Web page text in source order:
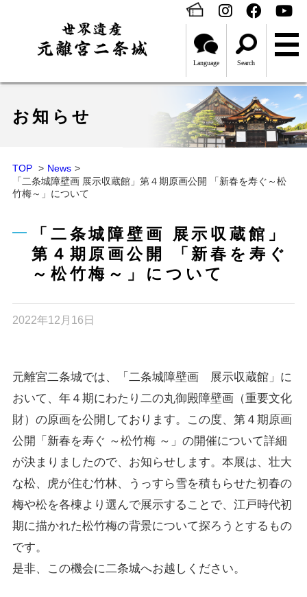
Language Search
お知らせ
TOP
News
「二条城障壁画 展示収蔵館」第４期原画公開 「新春を寿ぐ～松
竹梅～」について
「二条城障壁画 展示収蔵館」
第４期原画公開 「新春を寿ぐ
～松竹梅～」について
2022年12月16日
元離宮二条城では、「二条城障壁画 展示収蔵館」に
おいて、年４期にわたり二の丸御殿障壁画（重要文化
財）の原画を公開しております。この度、第４期原画
公開「新春を寿ぐ ～松竹梅 ～」の開催について詳細
が決まりましたので、お知らせします。本展は、壮大
な松、虎が住む竹林、うっすら雪を積もらせた初春の
梅や松を各棟より選んで展示することで、江戸時代初
期に描かれた松竹梅の背景について探ろうとするもの
です。
是非、この機会に二条城へお越しください。